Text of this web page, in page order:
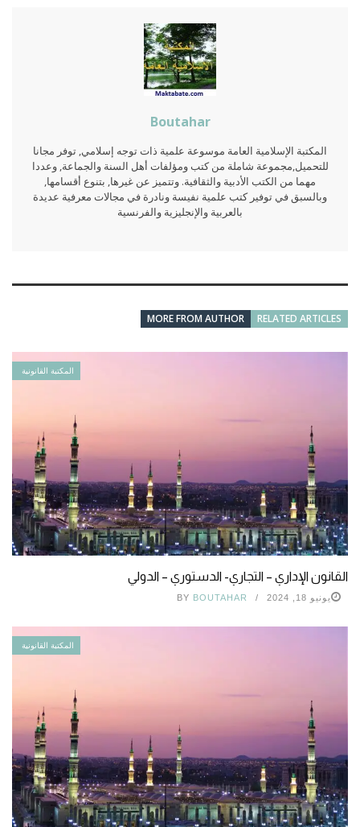
Boutahar
المكتبة الإسلامية العامة موسوعة علمية ذات توجه إسلامي, توفر مجانا
للتحميل,مجموعة شاملة من كتب ومؤلفات أهل السنة والجماعة, وعددا
مهما من الكتب الأدبية والثقافية. وتتميز عن غيرها, بتنوع أقسامها,
وبالسبق في توفير كتب علمية نفيسة ونادرة في مجالات معرفية عديدة
بالعربية والإنجليزية والفرنسية
RELATED ARTICLES
MORE FROM AUTHOR
المكتبة القانونية
القانون الإداري – التجاري- الدستوري – الدولي
يونيو 18, 2024 BY BOUTAHAR
المكتبة القانونية